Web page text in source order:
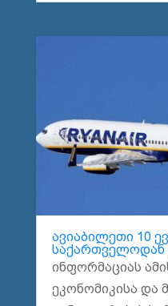
ავიაბილეთი 10
საქართველოდან
ინფორმაციას
ეკონომიკისა და